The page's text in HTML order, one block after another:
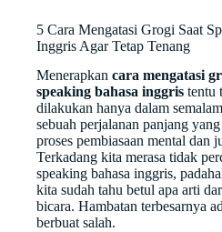
5 Cara Mengatasi Grogi Saat
Inggris Agar Tetap Tenang
Menerapkan cara mengatasi
speaking bahasa inggris tentu
dilakukan hanya dalam
sebuah perjalanan panjang
proses pembiasaan mental dan
Terkadang kita merasa tidak
speaking bahasa inggris,
kita sudah tahu betul apa arti
bicara. Hambatan terbesarnya
berbuat salah.